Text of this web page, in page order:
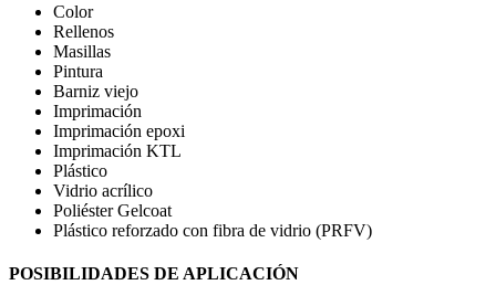
Color
Rellenos
Masillas
Pintura
Barniz viejo
Imprimación
Imprimación epoxi
Imprimación KTL
Plástico
Vidrio acrílico
Poliéster Gelcoat
Plástico reforzado con fibra de vidrio (PRFV)
POSIBILIDADES DE APLICACIÓN